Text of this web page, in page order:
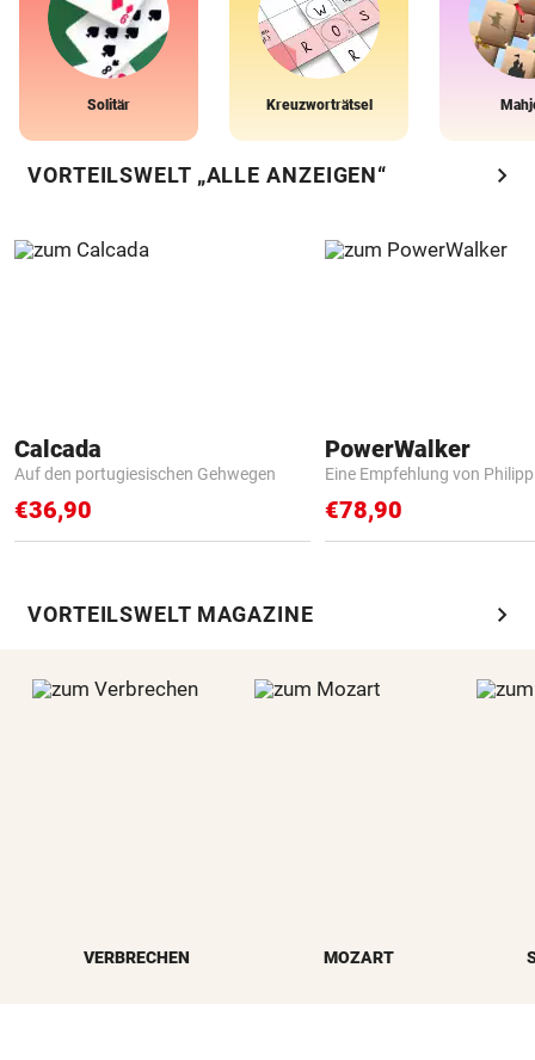
Solitär Kreuzworträtsel
VORTEILSWELT „ALLE ANZEIGEN“ chevron_right
Calcada
Auf den portugiesischen Gehwegen
€36,90
PowerWalker
Eine Empfehlung von
€78,90
VORTEILSWELT MAGAZINE chevron_right
VERBRECHEN MOZART